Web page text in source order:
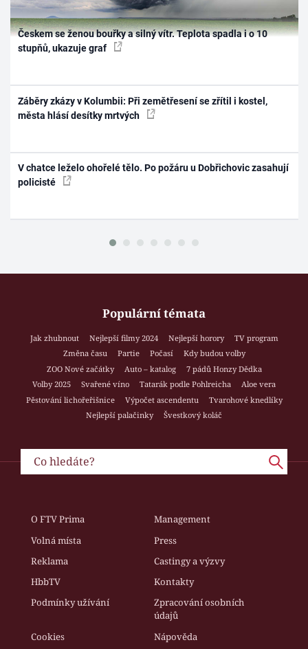
Českem se ženou bouřky a silný vítr. Teplota spadla i o 10
stupňů, ukazuje graf
Záběry zkázy v Kolumbii: Při zemětřesení se zřítil i kostel,
města hlásí desítky mrtvých
V chatce leželo ohořelé tělo. Po požáru u Dobřichovic zasahují
policisté
Populární témata
Jak zhubnout Nejlepší filmy 2024 Nejlepší horory
TV program
Změna času
Partie Počasí
Kdy budou volby
ZOO Nové začátky
Auto – katalog
7 pádů Honzy Dědka
Volby 2025
Svařené víno Tatarák podle Pohlreicha
Aloe vera
Pěstování lichořeřišnice
Výpočet ascendentu
Tvarohové knedlíky
Nejlepší palačinky
Švestkový koláč
O FTV Prima
Management
Volná místa
Press
Reklama
Castingy a výzvy
HbbTV
Kontakty
Podmínky užívání
Zpracování osobních
údajů
Cookies
Nápověda